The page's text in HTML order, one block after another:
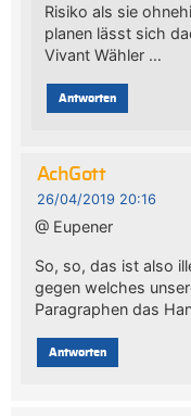
Risiko als sie
planen lässt sich
Vivant Wähler …
Antworten
AchGott
26/04/2019 20:16
@ Eupener
So, so, das ist also
gegen welches
Paragraphen das
Antworten